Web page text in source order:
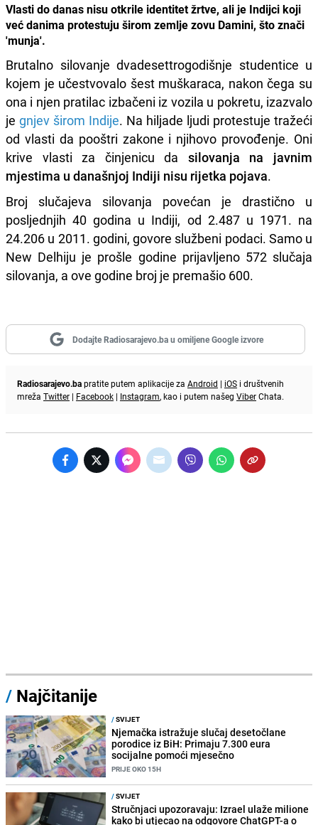
Vlasti do danas nisu otkrile identitet žrtve, ali je Indijci koji
već danima protestuju širom zemlje zovu Damini, što znači
'munja'.
Brutalno silovanje dvadesettrogodišnje studentice u
kojem je učestvovalo šest muškaraca, nakon čega su
ona i njen pratilac izbačeni iz vozila u pokretu, izazvalo
je gnjev širom Indije. Na hiljade ljudi protestuje tražeći
od vlasti da pooštri zakone i njihovo provođenje. Oni
krive vlasti za činjenicu da silovanja na javnim
mjestima u današnjoj Indiji nisu rijetka pojava.
Broj slučajeva silovanja povećan je drastično u
posljednjih 40 godina u Indiji, od 2.487 u 1971. na
24.206 u 2011. godini, govore službeni podaci. Samo u
New Delhiju je prošle godine prijavljeno 572 slučaja
silovanja, a ove godine broj je premašio 600.
Dodajte Radiosarajevo.ba u omiljene Google izvore
Radiosarajevo.bapratite putem aplikacije za Android | iOS i društvenih
mreža Twitter | Facebook | Instagram, kao i putem našeg ViberChata.
/ Najčitanije
/SVIJET
Njemačka istražuje slučaj desetočlane
porodice iz BiH: Primaju 7.300 eura
socijalne pomoći mjesečno
PRIJE OKO 15H
/SVIJET
Stručnjaci upozoravaju: Izrael ulaže milione
kako bi utjecao na odgovore ChatGPT-a o